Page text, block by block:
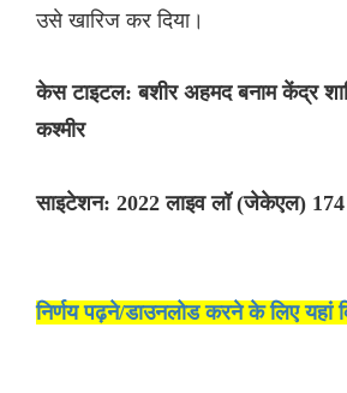
उसे खारिज कर दिया।
केस टाइटल: बशीर अहमद बनाम केंद्र
कश्मीर
साइटेशन: 2022 लाइव लॉ (जेकेएल) 174
निर्णय पढ़ने/डाउनलोड करने के लिए यहां